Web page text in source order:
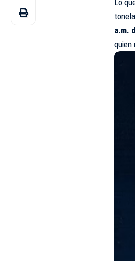
Lo
a.m.
quien